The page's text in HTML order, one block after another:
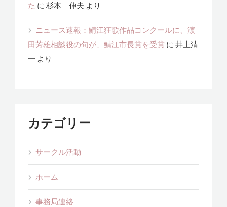
た に 杉本 伸夫 より
ニュース速報：鯖江狂歌作品コンクールに、濵
田芳雄相談役の句が、鯖江市長賞を受賞 に 井上清
一 より
カテゴリー
サークル活動
ホーム
事務局連絡